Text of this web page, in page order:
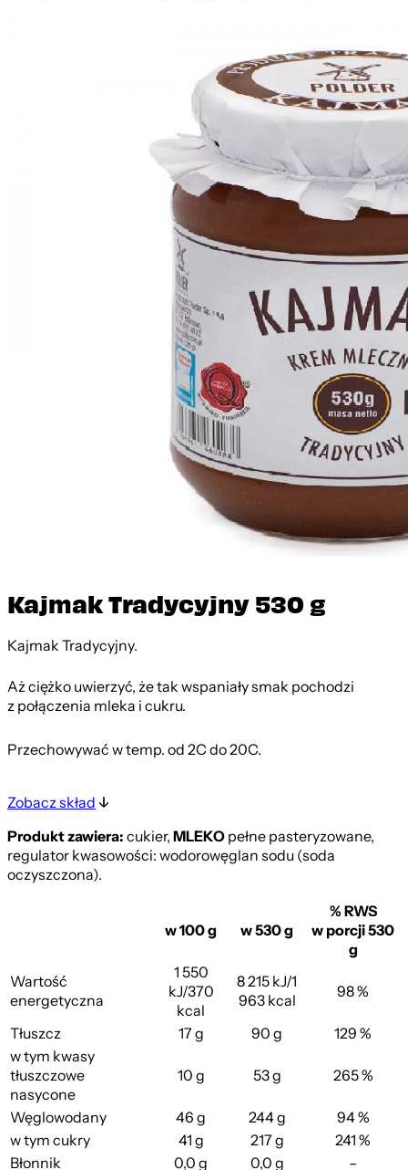
Kajmak Tradycyjny 530 g
Kajmak Tradycyjny.
Aż ciężko uwierzyć, że tak wspaniały smak pochodzi
z połączenia mleka i cukru.
Przechowywać w temp. od 2C do 20C.
Zobacz skład
Produkt zawiera:cukier,MLEKOpełne pasteryzowane,
regulator kwasowości: wodorowęglan sodu (soda
oczyszczona).
w 100 g w 530 g
% RWS
w porcji 530
g
Wartość
energetyczna
1 550
kJ/370
kcal
8 215 kJ/1
963 kcal
98 %
Tłuszcz 17 g 90 g
129 %
w tym kwasy
tłuszczowe
nasycone
10 g 53 g 265 %
Węglowodany 46 g 244 g
94 %
w tym cukry
41 g 217 g
241 %
Błonnik
0,0 g 0,0 g –